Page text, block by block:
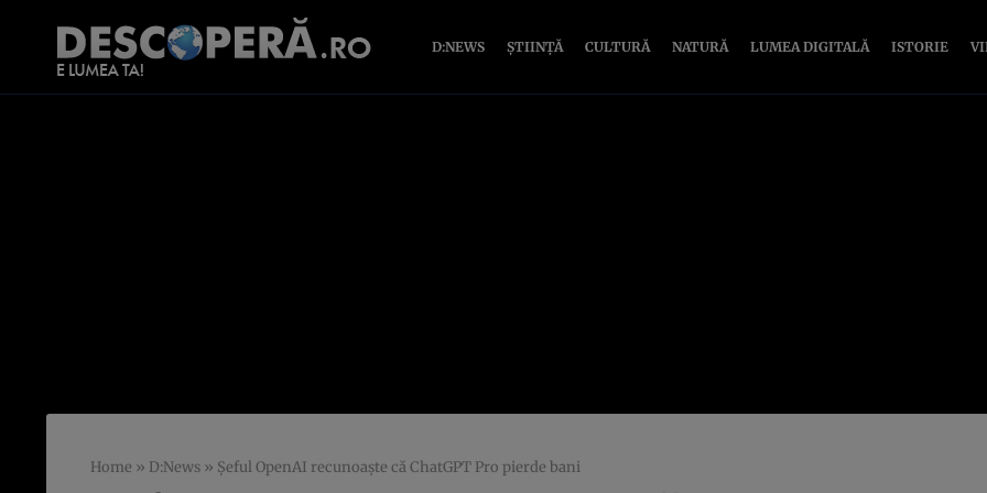
D:NEWS ȘTIINȚĂ CULTURĂ NATURĂ LUMEA DIGITALĂ ISTORIE
Home » D:News » Șeful OpenAI recunoaște că ChatGPT Pro pierde bani